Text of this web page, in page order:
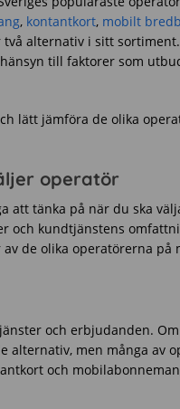
, kontantkort, mobilt
alternativ i sitt
till faktorer som
lätt jämföra de olika
operatör
att tänka på när du ska
och kundtjänstens
de olika operatörerna på
och erbjudanden.
alternativ, men många av
och